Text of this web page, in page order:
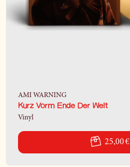
AMI WARNING
Kurz Vorm Ende Der Welt
Vinyl
25,00 €